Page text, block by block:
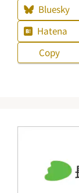
Bluesky
Hatena
Copy